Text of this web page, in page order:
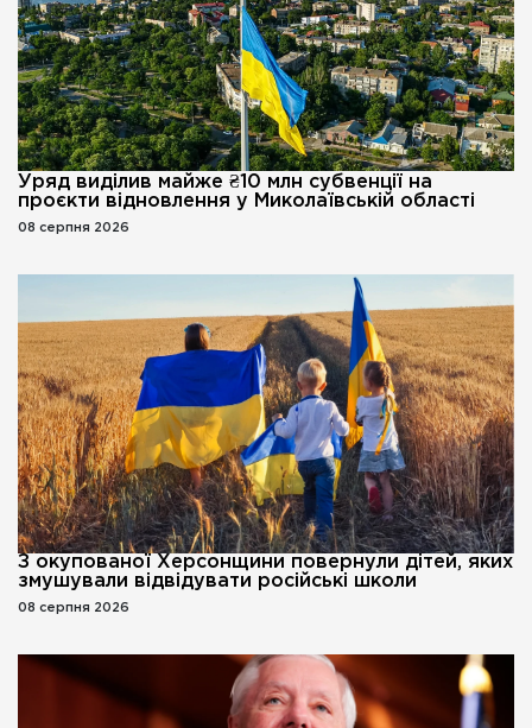
Уряд виділив майже ₴10 млн субвенції на
проєкти відновлення у Миколаївській області
08 серпня 2026
З окупованої Херсонщини повернули дітей, яких
змушували відвідувати російські школи
08 серпня 2026